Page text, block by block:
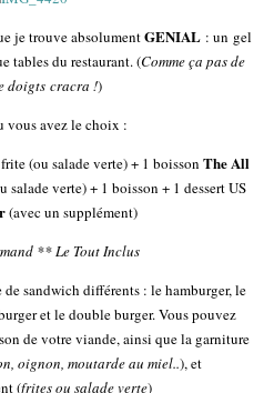
je trouve absolumentGENIAL : un gel
tables du restaurant. (Comme ça pas de
doigts cracra !)
vous avez le choix :
(ou salade verte) + 1 boisson The All
verte) + 1 boisson + 1 dessert US
(avec un supplément)
** Le Tout Inclus
sandwich différents : le hamburger, le
et le double burger. Vous pouvez
de votre viande, ainsi que la garniture
oignon, moutarde au miel..), et
(frites ou salade verte)